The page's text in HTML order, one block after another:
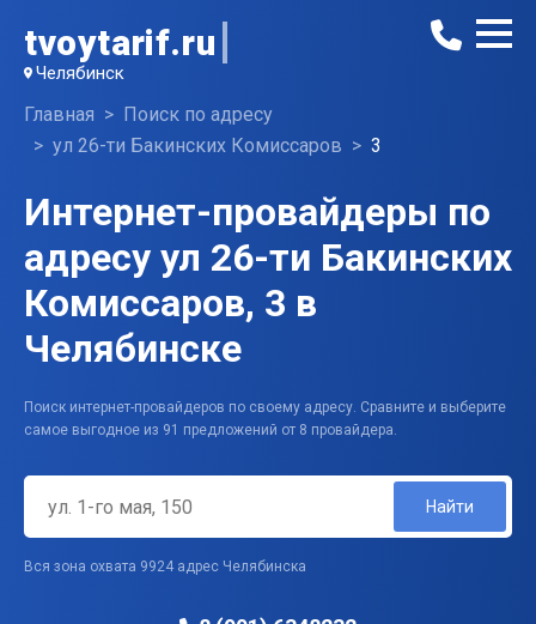
tvoytarif.ru
Челябинск
Главная
Поиск по адресу
ул 26-ти Бакинских Комиссаров
3
Интернет-провайдеры по
адресу ул 26-ти Бакинских
Комиссаров, 3 в
Челябинске
Поиск интернет-провайдеров по своему адресу. Сравните и выберите
самое выгодное из 91 предложений от 8 провайдера.
Найти
Вся зона охвата 9924 адрес Челябинска